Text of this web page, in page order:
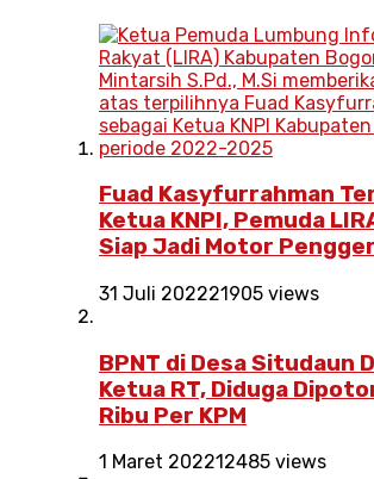
Fuad Kasyfurrahman
Ketua KNPI, Pemuda
Siap Jadi Motor
31 Juli 202221905 views
BPNT di Desa Situdaun
Ketua RT, Diduga
Ribu Per KPM
1 Maret 202212485 views